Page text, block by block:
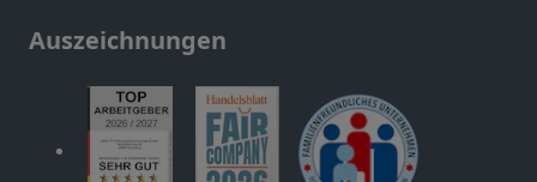
Auszeichnungen